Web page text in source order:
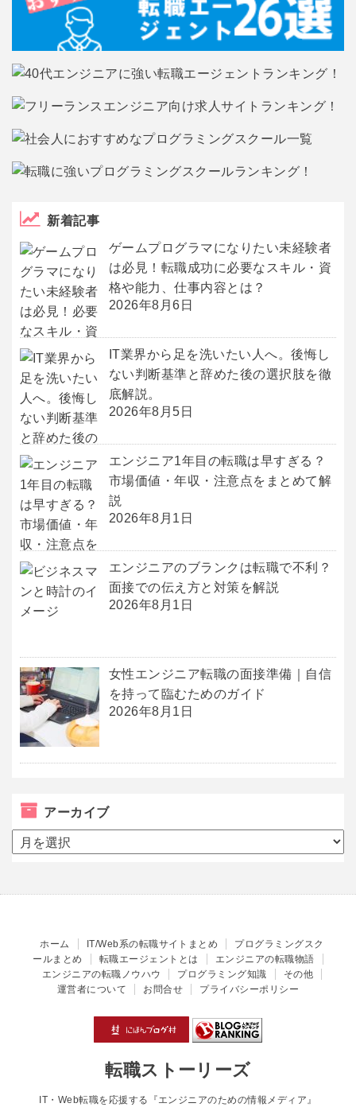
新着記事
ゲームプログラマになりたい未経験者
は必見！転職成功に必要なスキル・資
格や能力、仕事内容とは？
2026年8月6日
IT業界から足を洗いたい人へ。後悔し
ない判断基準と辞めた後の選択肢を徹
底解説。
2026年8月5日
エンジニア1年目の転職は早すぎる？
市場価値・年収・注意点をまとめて解
説
2026年8月1日
エンジニアのブランクは転職で不利？
面接での伝え方と対策を解説
2026年8月1日
女性エンジニア転職の面接準備｜自信
を持って臨むためのガイド
2026年8月1日
アーカイブ
ア
ー
ホーム IT/Web系の転職サイトまとめ
プログラミングスク
ールまとめ
転職エージェントとは
エンジニアの転職物語
エンジニアの転職ノウハウ
プログラミング知識
その他
運営者について
お問合せ プライバシーポリシー
転職ストーリーズ
IT・Web転職を応援する『エンジニアのための情報メディア』